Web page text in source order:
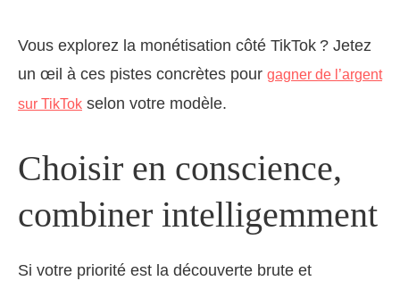
Vous explorez la monétisation côté TikTok ? Jetez
un œil à ces pistes concrètes pour gagner de l’argent
sur TikTok selon votre modèle.
Choisir en conscience,
combiner intelligemment
Si votre priorité est la découverte brute et